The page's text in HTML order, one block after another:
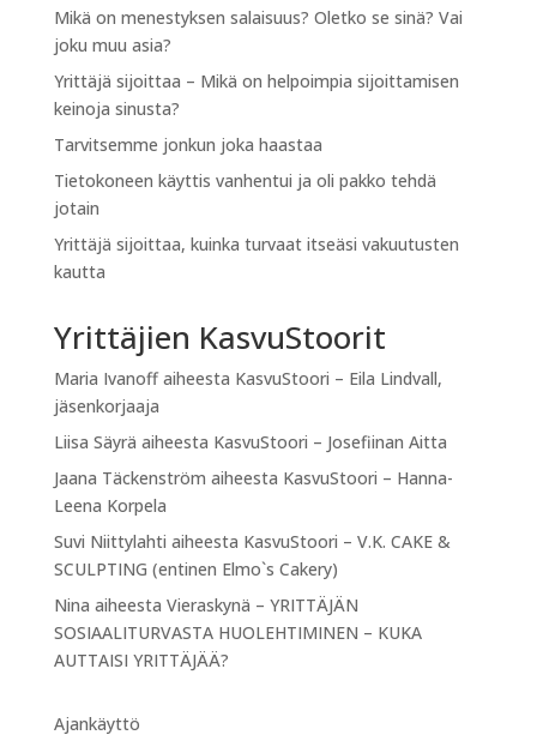
Mikä on menestyksen salaisuus? Oletko se sinä? Vai
joku muu asia?
Yrittäjä sijoittaa – Mikä on helpoimpia sijoittamisen
keinoja sinusta?
Tarvitsemme jonkun joka haastaa
Tietokoneen käyttis vanhentui ja oli pakko tehdä
jotain
Yrittäjä sijoittaa, kuinka turvaat itseäsi vakuutusten
kautta
Yrittäjien KasvuStoorit
Maria Ivanoffaiheesta KasvuStoori – Eila Lindvall,
jäsenkorjaaja
Liisa Säyrä aiheesta KasvuStoori – Josefiinan Aitta
Jaana Täckenström aiheesta KasvuStoori – Hanna-
Leena Korpela
Suvi Niittylahti aiheesta KasvuStoori – V.K. CAKE &
SCULPTING (entinen Elmo`s Cakery)
Nina aiheesta Vieraskynä – YRITTÄJÄN
SOSIAALITURVASTA HUOLEHTIMINEN – KUKA
AUTTAISI YRITTÄJÄÄ?
Ajankäyttö